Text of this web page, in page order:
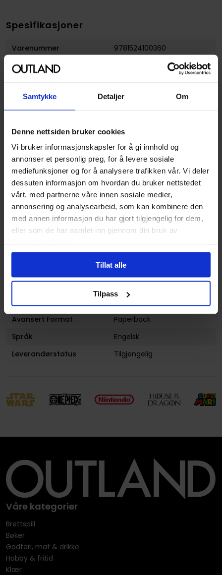
Samtykke Detaljer Om
Denne nettsiden bruker cookies
Vi bruker informasjonskapsler for å gi innhold og
annonser et personlig preg, for å levere sosiale
mediefunksjoner og for å analysere trafikken vår. Vi deler
dessuten informasjon om hvordan du bruker nettstedet
vårt, med partnerne våre innen sosiale medier,
annonsering og analysearbeid, som kan kombinere den
med annen informasjon du har gjort tilgjengelig for dem,
eller som de har samlet inn gjennom din bruk av
Tillat alle
Tilpass
Spesifikasjoner
Varenummer
9781524100360
Vekt (Kg) :
Format
Paperback
Forfattere
Gardner Fox
Place Napton
Sjanger
Science-Fiction,Superhelt
ogFantasy
Illustratør
Cliff Richards, Frank
Frazetta, Jae Lee
Antall Sider
152
Lanseringsdato
30.08.2016
Volum
1
Avansert Format
Paperback
Språk
Engelsk
Leverandørstatus
Tilgjengelig
Våre kategorier
Brettspill
Bøker
Godteri, mat & drikke
Hobby & fritid
Klær